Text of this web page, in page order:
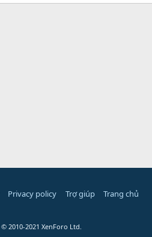
Privacy policy Trợ giúp Trang chủ
© 2010-2021 XenForo Ltd.